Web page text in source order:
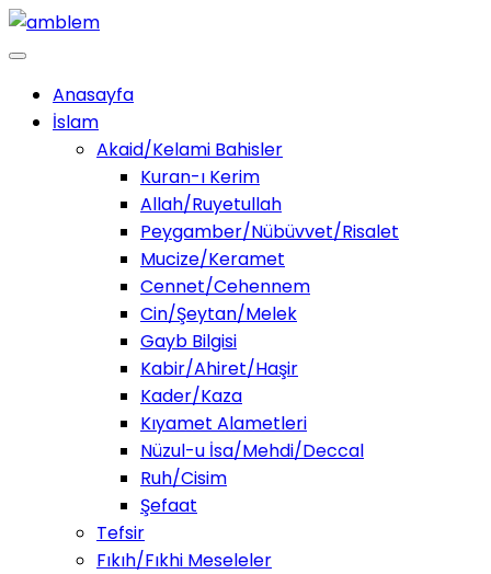
Anasayfa
İslam
Akaid/Kelami Bahisler
Kuran-ı Kerim
Allah/Ruyetullah
Peygamber/Nübüvvet/Risalet
Mucize/Keramet
Cennet/Cehennem
Cin/Şeytan/Melek
Gayb Bilgisi
Kabir/Ahiret/Haşir
Kader/Kaza
Kıyamet Alametleri
Nüzul-u İsa/Mehdi/Deccal
Ruh/Cisim
Şefaat
Tefsir
Fıkıh/Fıkhi Meseleler